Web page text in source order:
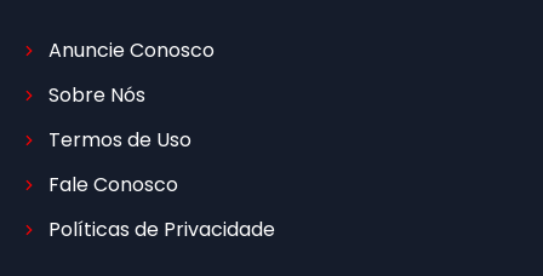
Anuncie Conosco
Sobre Nós
Termos de Uso
Fale Conosco
Políticas de Privacidade